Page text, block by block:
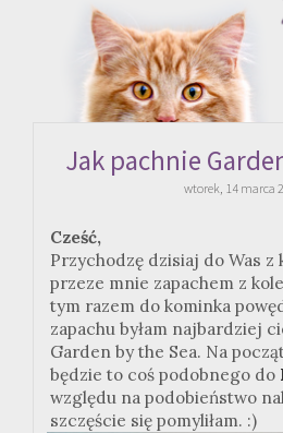
Jak pachnie
wtorek, 14 marca
Cześć,
Przychodzę dzisiaj do Was
przeze mnie zapachem z
tym razem do kominka
zapachu byłam najbardziej
Garden by the Sea. Na
będzie to coś podobnego do
względu na podobieństwo
szczęście się pomyliłam. :)